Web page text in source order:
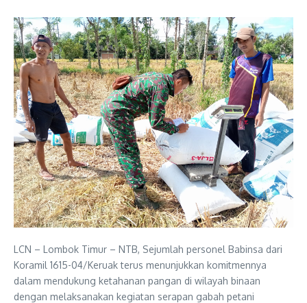
LCN – Lombok Timur – NTB, Sejumlah personel Babinsa dari
Koramil 1615-04/Keruak terus menunjukkan komitmennya
dalam mendukung ketahanan pangan di wilayah binaan
dengan melaksanakan kegiatan serapan gabah petani